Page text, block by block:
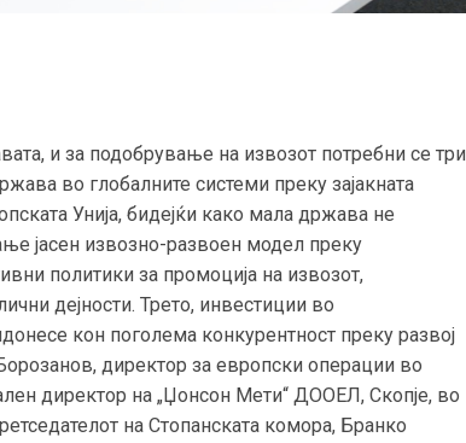
и за подобрување на извозот потребни се три
во глобалните системи преку зајакната
Унија, бидејќи како мала држава не
јасен извозно-развоен модел преку
политики за промоција на извозот,
дејности. Трето, инвестиции во
кон поголема конкурентност преку развој
директор за европски операции во
директор на „Џонсон Мети“ ДООЕЛ, Скопје, во
на Стопанската комора, Бранко